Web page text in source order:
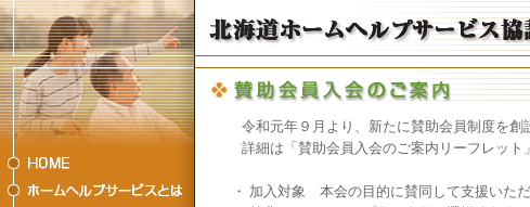
令和元年９月より、新たに賛助会員制度を創
詳細は「賛助会員入会のご案内リーフレット
・ 加入対象 本会の目的に賛同して支援いた